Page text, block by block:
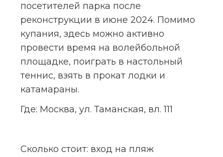
посетителей парка после
реконструкции в июне 2024. Помимо
купания, здесь можно активно
провести время на волейбольной
площадке, поиграть в настольный
теннис, взять в прокат лодки и
катамараны.
Где: Москва, ул. Таманская, вл. 111
Сколько стоит: вход на пляж